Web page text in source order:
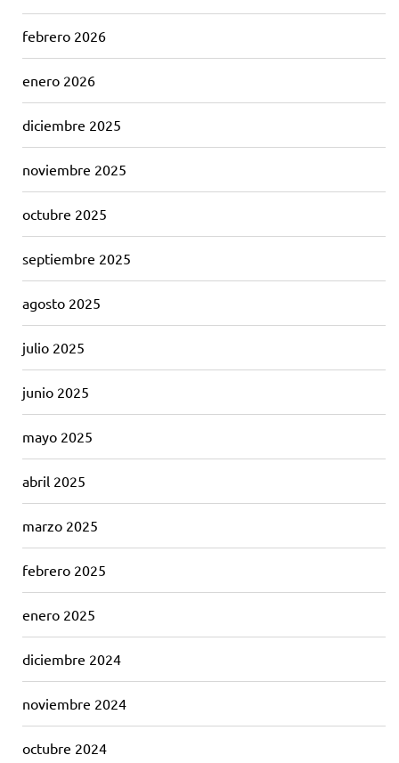
febrero 2026
enero 2026
diciembre 2025
noviembre 2025
octubre 2025
septiembre 2025
agosto 2025
julio 2025
junio 2025
mayo 2025
abril 2025
marzo 2025
febrero 2025
enero 2025
diciembre 2024
noviembre 2024
octubre 2024